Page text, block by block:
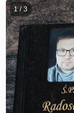
1 / 3